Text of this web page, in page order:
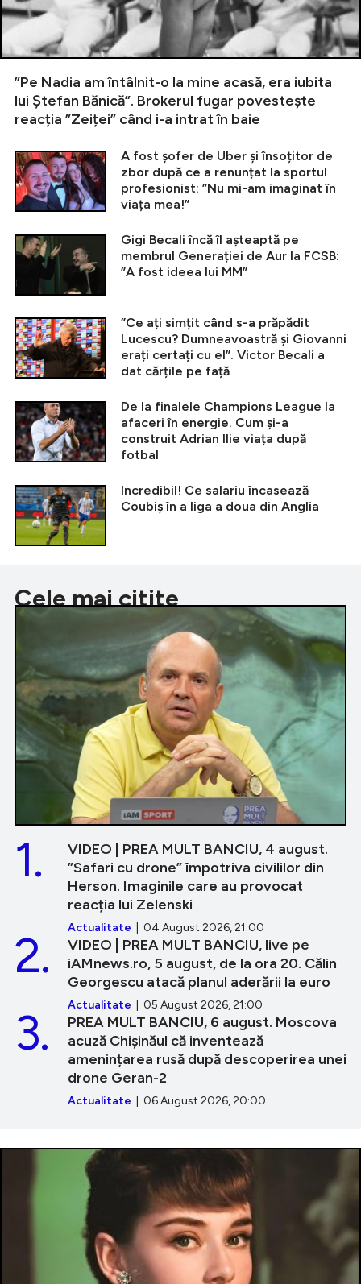
”Pe Nadia am întâlnit-o la mine acasă, era iubita
lui Ștefan Bănică”. Brokerul fugar povestește
reacția ”Zeiței” când i-a intrat în baie
A fost șofer de Uber și însoțitor de
zbor după ce a renunțat la sportul
profesionist: ”Nu mi-am imaginat în
viața mea!”
Gigi Becali încă îl așteaptă pe
membrul Generației de Aur la FCSB:
”A fost ideea lui MM”
”Ce ați simțit când s-a prăpădit
Lucescu? Dumneavoastră și Giovanni
erați certați cu el”. Victor Becali a
dat cărțile pe față
De la finalele Champions League la
afaceri în energie. Cum și-a
construit Adrian Ilie viața după
fotbal
Incredibil! Ce salariu încasează
Coubiș în a liga a doua din Anglia
Cele mai citite
VIDEO | PREA MULT BANCIU, 4 august.
”Safari cu drone” împotriva civililor din
Herson. Imaginile care au provocat
reacția lui Zelenski
Actualitate | 04 August 2026, 21:00
1.
VIDEO | PREA MULT BANCIU, live pe
iAMnews.ro, 5 august, de la ora 20. Călin
Georgescu atacă planul aderării la euro
Actualitate | 05 August 2026, 21:00
2.
PREA MULT BANCIU, 6 august. Moscova
acuză Chișinăul că inventează
amenințarea rusă după descoperirea unei
drone Geran-2
Actualitate | 06 August 2026, 20:00
3.